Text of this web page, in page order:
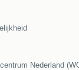
Nederland